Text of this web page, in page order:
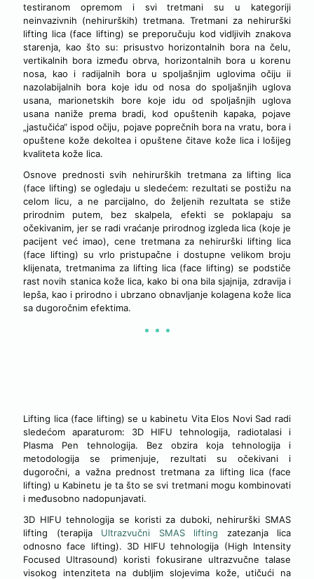
testiranom opremom i svi tretmani su u kategoriji
neinvazivnih (nehirurških) tretmana. Tretmani za nehirurški
lifting lica (face lifting) se preporučuju kod vidljivih znakova
starenja, kao što su: prisustvo horizontalnih bora na čelu,
vertikalnih bora između obrva, horizontalnih bora u korenu
nosa, kao i radijalnih bora u spoljašnjim uglovima očiju ii
nazolabijalnih bora koje idu od nosa do spoljašnjih uglova
usana, marionetskih bore koje idu od spoljašnjih uglova
usana naniže prema bradi, kod opuštenih kapaka, pojave
„jastučića“ ispod očiju, pojave poprečnih bora na vratu, bora i
opuštene kože dekoltea i opuštene čitave kože lica i lošijeg
kvaliteta kože lica.
Osnove prednosti svih nehirurških tretmana za lifting lica
(face lifting) se ogledaju u sledećem: rezultati se postižu na
celom licu, a ne parcijalno, do željenih rezultata se stiže
prirodnim putem, bez skalpela, efekti se poklapaju sa
očekivanim, jer se radi vraćanje prirodnog izgleda lica (koje je
pacijent već imao), cene tretmana za nehirurški lifting lica
(face lifting) su vrlo pristupačne i dostupne velikom broju
klijenata, tretmanima za lifting lica (face lifting) se podstiče
rast novih stanica kože lica, kako bi ona bila sjajnija, zdravija i
lepša, kao i prirodno i ubrzano obnavljanje kolagena kože lica
sa dugoročnim efektima.
Lifting lica (face lifting) se u kabinetu Vita Elos Novi Sad radi
sledećom aparaturom: 3D HIFU tehnologija, radiotalasi i
Plasma Pen tehnologija. Bez obzira koja tehnologija i
metodologija se primenjuje, rezultati su očekivani i
dugoročni, a važna prednost tretmana za lifting lica (face
lifting) u Kabinetu je ta što se svi tretmani mogu kombinovati
i međusobno nadopunjavati.
3D HIFU tehnologija se koristi za duboki, nehirurški SMAS
lifting (terapija Ultrazvučni SMAS lifting zatezanja lica
odnosno face lifting). 3D HIFU tehnologija (High Intensity
Focused Ultrasound) koristi fokusirane ultrazvučne talase
visokog intenziteta na dubljim slojevima kože, utičući na